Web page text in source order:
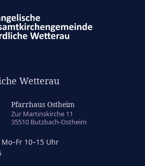
Wetterau
Pfarrhaus Ostheim
Zur Martinskirche 11
35510 Butzbach-Ostheim
10–15 Uhr